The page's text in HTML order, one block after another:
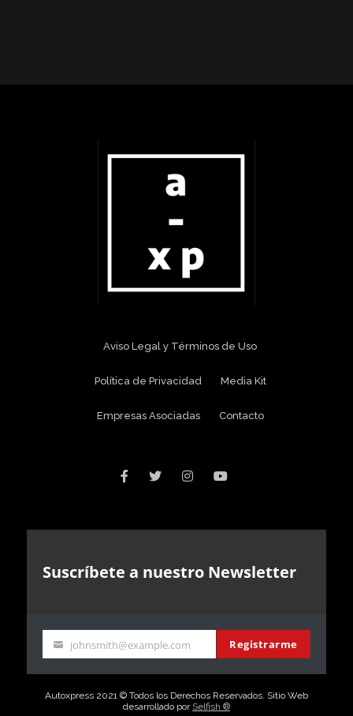
Aviso Legal y Términos de Uso
Política de Privacidad Media Kit
Empresas Asociadas Contacto
Suscríbete a nuestro Newsletter
Your
email
johnsmith@example.com Registrarme
Autoxpress 2021 © Todos los Derechos Reservados. Sitio Web
desarrollado por Selfish ®